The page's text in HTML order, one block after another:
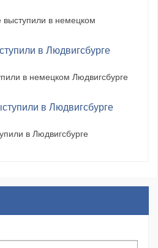
в немецком
в Людвигсбурге
в немецком Людвигсбурге
в Людвигсбурге
в Людвигсбурге